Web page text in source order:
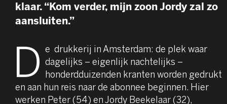
klaar. “Kom verder, mijn zoon Jordy zal zo
aansluiten.”
D e drukkerij in Amsterdam: de plek waar
dagelijks – eigenlijk nachtelijks –
honderdduizenden kranten worden gedrukt
en aan hun reis naar de abonnee beginnen. Hier
werken Peter (54) en Jordy Beekelaar (32),